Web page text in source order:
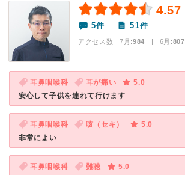
4.57
5件 51件
アクセス数 7月:984 | 6月:807
耳鼻咽喉科 耳が痛い
5.0
安心して子供を連れて行けます
耳鼻咽喉科 咳（セキ）
5.0
非常によい
耳鼻咽喉科 難聴
5.0